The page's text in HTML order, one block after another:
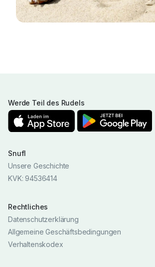
Werde Teil des Rudels
Snufl
Unsere Geschichte
KVK: 94536414
Rechtliches
Datenschutzerklärung
Allgemeine Geschäftsbedingungen
Verhaltenskodex